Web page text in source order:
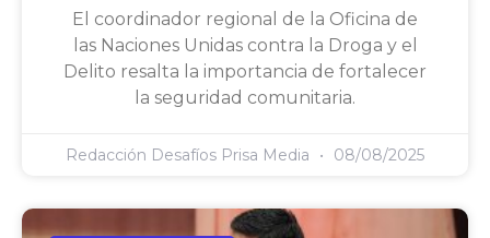
El coordinador regional de la Oficina de
las Naciones Unidas contra la Droga y el
Delito resalta la importancia de fortalecer
la seguridad comunitaria.
Redacción Desafíos Prisa Media 08/08/2025